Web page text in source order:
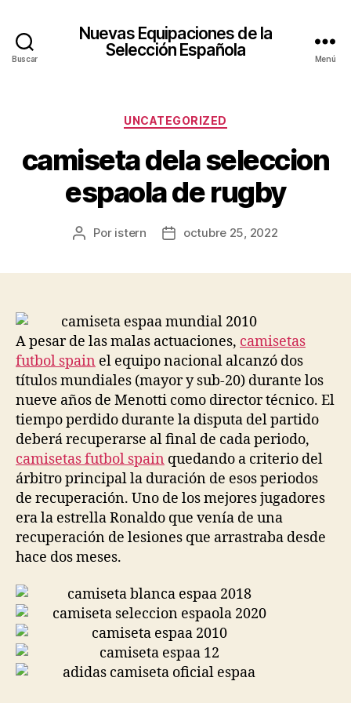
Buscar
Nuevas Equipaciones de la
Selección Española
Menú
Categorías
UNCATEGORIZED
camiseta dela seleccion
espaola de rugby
Autor
Por istern
Fechaoctubre 25, 2022
A pesar de las malas actuaciones, camisetas
futbol spain el equipo nacional alcanzó dos
títulos mundiales (mayor y sub-20) durante los
nueve años de Menotti como director técnico. El
tiempo perdido durante la disputa del partido
deberá recuperarse al final de cada periodo,
camisetas futbol spain quedando a criterio del
árbitro principal la duración de esos periodos
de recuperación. Uno de los mejores jugadores
era la estrella Ronaldo que venía de una
recuperación de lesiones que arrastraba desde
hace dos meses.